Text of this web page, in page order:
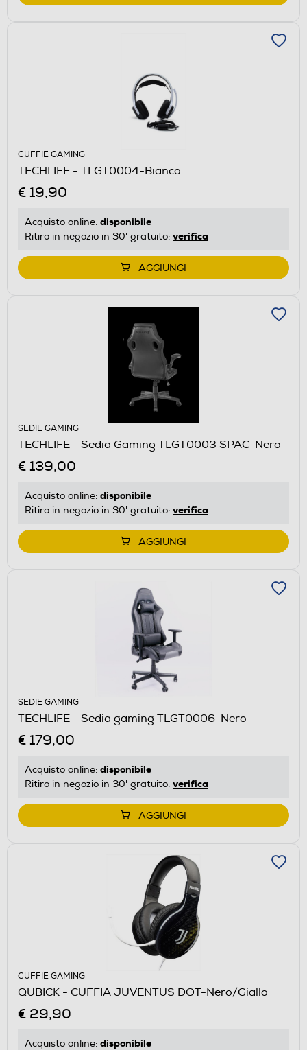
CUFFIE GAMING
TECHLIFE - TLGT0004-Bianco
€ 19,90
Acquisto online: disponibile
Ritiro in negozio in 30' gratuito: verifica
AGGIUNGI
SEDIE GAMING
TECHLIFE - Sedia Gaming TLGT0003 SPAC-Nero
€ 139,00
Acquisto online: disponibile
Ritiro in negozio in 30' gratuito: verifica
AGGIUNGI
SEDIE GAMING
TECHLIFE - Sedia gaming TLGT0006-Nero
€ 179,00
Acquisto online: disponibile
Ritiro in negozio in 30' gratuito: verifica
AGGIUNGI
CUFFIE GAMING
QUBICK - CUFFIA JUVENTUS DOT-Nero/Giallo
€ 29,90
Acquisto online: disponibile